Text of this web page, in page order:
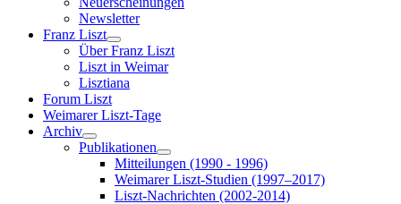
Newsletter
Franz Liszt
Über Franz Liszt
Liszt in Weimar
Lisztiana
Forum Liszt
Weimarer Liszt-Tage
Archiv
Publikationen
Mitteilungen (1990 - 1996)
Weimarer Liszt-Studien (1997–2017)
Liszt-Nachrichten (2002-2014)